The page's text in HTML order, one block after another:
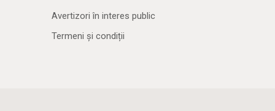
Avertizori în interes public
Termeni și condiții